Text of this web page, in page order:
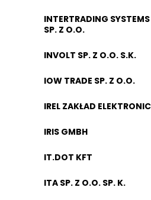
INTERTRADING
SP. Z O.O.
INVOLT SP. Z O.O. S.K.
IOW TRADE SP. Z O.O.
IREL ZAKŁAD
IRIS GMBH
IT.DOT KFT
ITA SP. Z O.O. SP. K.